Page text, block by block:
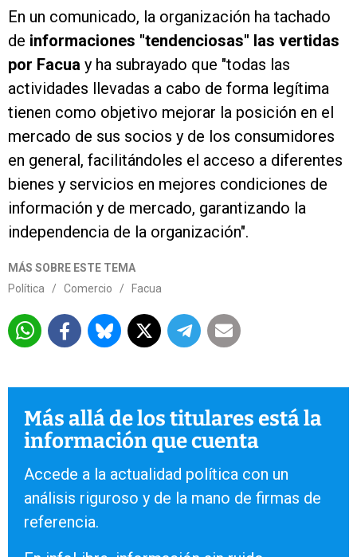
En un comunicado, la organización ha tachado
de informaciones "tendenciosas" las vertidas
por Facua y ha subrayado que "todas las
actividades llevadas a cabo de forma legítima
tienen como objetivo mejorar la posición en el
mercado de sus socios y de los consumidores
en general, facilitándoles el acceso a diferentes
bienes y servicios en mejores condiciones de
información y de mercado, garantizando la
independencia de la organización".
MÁS SOBRE ESTE TEMA
Política
/ Comercio / Facua
Más allá de los titulares está la
información que cuenta
Accede a la actualidad política con un
análisis riguroso y de la mano de firmas de
referencia.